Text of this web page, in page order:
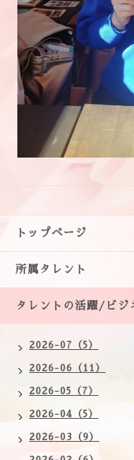
トップページ
所属タレント
タレントの活躍/ビジ
2026-07（5）
2026-06（11）
2026-05（7）
2026-04（5）
2026-03（9）